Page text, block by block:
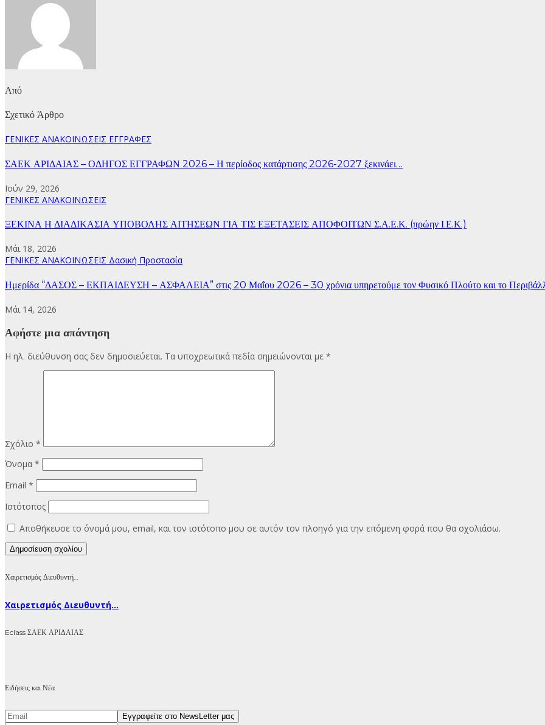
Από
Σχετικό Άρθρο
ΓΕΝΙΚΕΣ ΑΝΑΚΟΙΝΩΣΕΙΣ ΕΓΓΡΑΦΕΣ
ΣΑΕΚ ΑΡΙΔΑΙΑΣ – ΟΔΗΓΟΣ ΕΓΓΡΑΦΩΝ 2026 – Η περίοδος κατάρτισης 2026-2027 ξεκινάει…
Ιούν 29, 2026
ΓΕΝΙΚΕΣ ΑΝΑΚΟΙΝΩΣΕΙΣ
ΞΕΚΙΝΑ Η ΔΙΑΔΙΚΑΣΙΑ ΥΠΟΒΟΛΗΣ ΑΙΤΗΣΕΩΝ ΓΙΑ ΤΙΣ ΕΞΕΤΑΣΕΙΣ ΑΠΟΦΟΙΤΩΝ Σ.Α.Ε.Κ. (πρώην Ι.Ε.Κ.)
Μάι 18, 2026
ΓΕΝΙΚΕΣ ΑΝΑΚΟΙΝΩΣΕΙΣ Δασική Προστασία
Ημερίδα “ΔΑΣΟΣ – ΕΚΠΑΙΔΕΥΣΗ – ΑΣΦΑΛΕΙΑ” στις 20 Μαΐου 2026 – 30 χρόνια υπηρετούμε τον Φυσικό Πλούτο και το
Μάι 14, 2026
Αφήστε μια απάντηση
Η ηλ. διεύθυνση σας δεν δημοσιεύεται. Τα υποχρεωτικά πεδία σημειώνονται με *
Σχόλιο *
Όνομα *
Email *
Ιστότοπος
Αποθήκευσε το όνομά μου, email, και τον ιστότοπο μου σε αυτόν τον πλοηγό για την επόμενη φορά που θα σχολιάσω.
Χαιρετισμός Διευθυντή…
Χαιρετισμός Διευθυντή...
Eclass ΣΑΕΚ ΑΡΙΔΑΙΑΣ
Ειδήσεις και Νέα